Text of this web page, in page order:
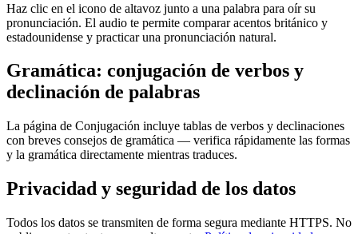
Haz clic en el icono de altavoz junto a una palabra para oír su
pronunciación. El audio te permite comparar acentos británico y
estadounidense y practicar una pronunciación natural.
Gramática: conjugación de verbos y
declinación de palabras
La página de Conjugación incluye tablas de verbos y declinaciones
con breves consejos de gramática — verifica rápidamente las formas
y la gramática directamente mientras traduces.
Privacidad y seguridad de los datos
Todos los datos se transmiten de forma segura mediante HTTPS. No